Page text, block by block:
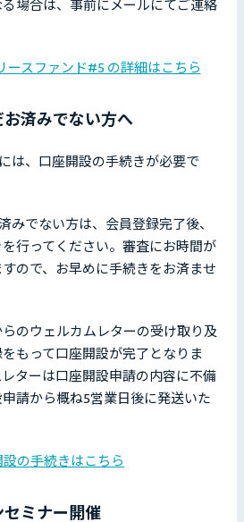
場合は、事前にメールにてご連絡
ースファンド#5 の詳細はこちら
済みでない方へ
は、口座開設の手続きが必要で
みでない方は、会員登録完了後、
行ってください。審査にお時間が
ので、お早めに手続きをお済ませ
のウェルカムレターの受け取り及
もって口座開設が完了となりま
ターは口座開設申請の内容に不備
請から概ね5営業日後に発送いた
設の手続きはこちら
ミナー開催